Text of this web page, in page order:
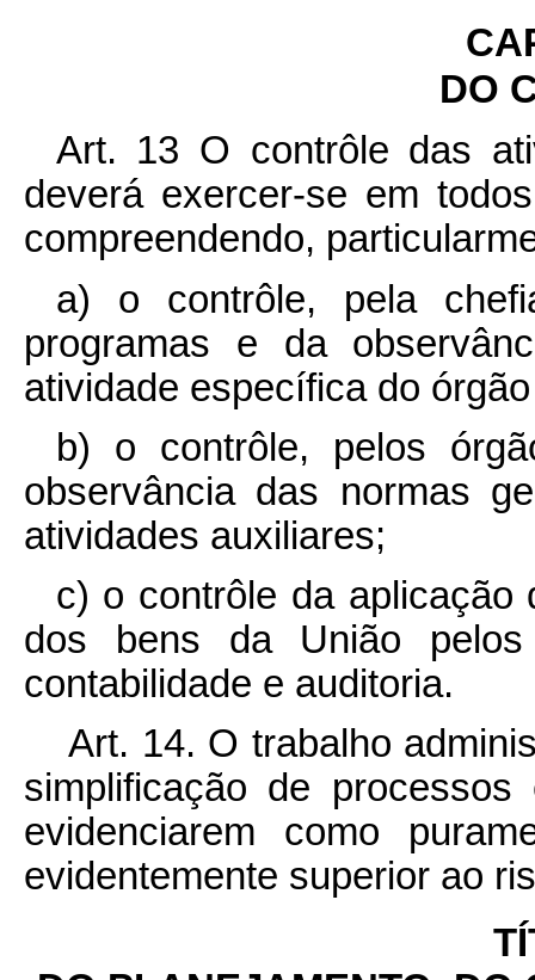
DO
Art. 13 O contrôle das
deverá exercer-se em
compreendendo,
a) o contrôle, pela
programas e da
atividade específica do
b) o contrôle, pelos
observância das normas
atividades auxiliares;
c) o contrôle da aplicação
dos bens da União
contabilidade e auditoria.
Art. 14. O trabalho
simplificação de
evidenciarem como
evidentemente superior ao